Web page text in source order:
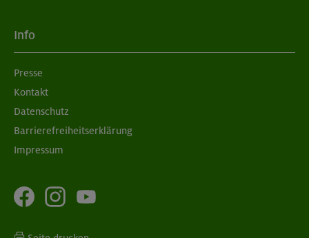
Info
Presse
Kontakt
Datenschutz
Barrierefreiheitserklärung
Impressum